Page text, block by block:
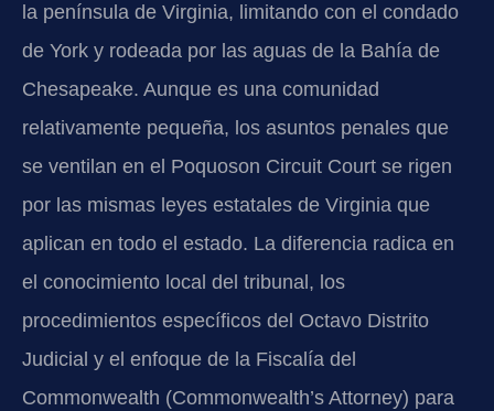
la península de Virginia, limitando con el condado
de York y rodeada por las aguas de la Bahía de
Chesapeake. Aunque es una comunidad
relativamente pequeña, los asuntos penales que
se ventilan en el Poquoson Circuit Court se rigen
por las mismas leyes estatales de Virginia que
aplican en todo el estado. La diferencia radica en
el conocimiento local del tribunal, los
procedimientos específicos del Octavo Distrito
Judicial y el enfoque de la Fiscalía del
Commonwealth (Commonwealth’s Attorney) para